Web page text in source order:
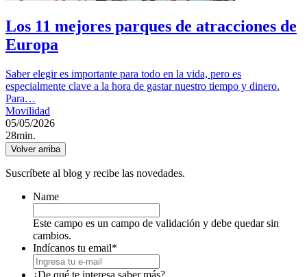
Los 11 mejores parques de atracciones de
Europa
Saber elegir es importante para todo en la vida, pero es
especialmente clave a la hora de gastar nuestro tiempo y dinero.
Para…
Movilidad
05/05/2026
28min.
Volver arriba
Suscríbete al blog y recibe las novedades.
Name
Este campo es un campo de validación y debe quedar sin
cambios.
Indícanos tu email*
¿De qué te interesa saber más?